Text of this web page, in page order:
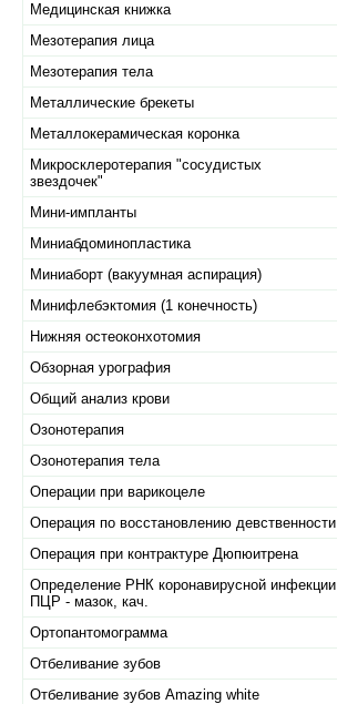
Медицинская книжка
Мезотерапия лица
Мезотерапия тела
Металлические брекеты
Металлокерамическая коронка
Микросклеротерапия "сосудистых
звездочек"
Мини-импланты
Миниабдоминопластика
Миниаборт (вакуумная аспирация)
Минифлебэктомия (1 конечность)
Нижняя остеоконхотомия
Обзорная урография
Общий анализ крови
Озонотерапия
Озонотерапия тела
Операции при варикоцеле
Операция по восстановлению девственности
Операция при контрактуре Дюпюитрена
Определение РНК коронавирусной инфекции
ПЦР - мазок, кач.
Ортопантомограмма
Отбеливание зубов
Отбеливание зубов Amazing white